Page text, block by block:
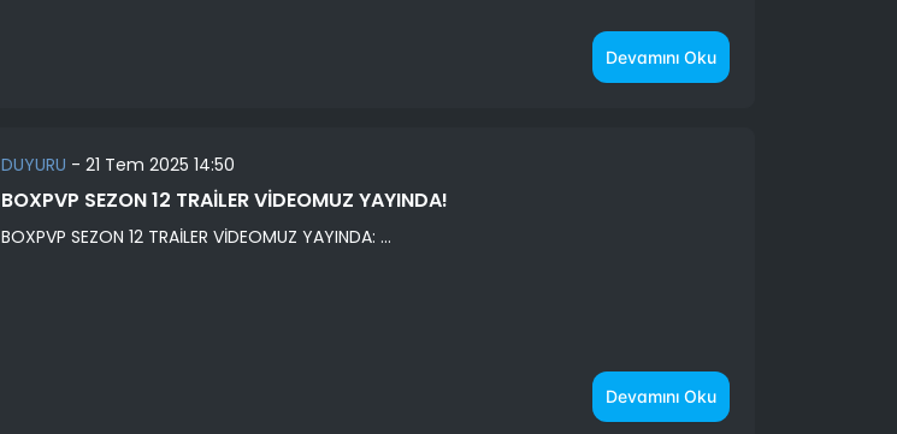
Devamını Oku
DUYURU - 21 Tem 2025 14:50
BOXPVP SEZON 12 TRAİLER VİDEOMUZ YAYINDA!
BOXPVP SEZON 12 TRAİLER VİDEOMUZ YAYINDA: ...
Devamını Oku